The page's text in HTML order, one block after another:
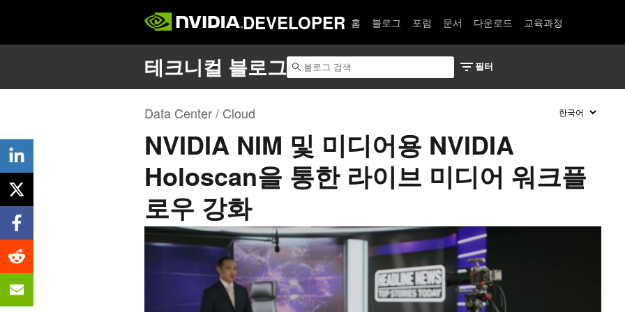
DEVELOPER 홈 블로그 포럼 문서 다운로드 교육과정
Data Center / Cloud
NVIDIA NIM 및 미디어용 NVIDIA
Holoscan을 통한 라이브 미디어 워크플
로우 강화